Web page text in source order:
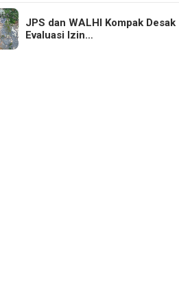
JPS dan WALHI Kompak Desak
Evaluasi Izin…